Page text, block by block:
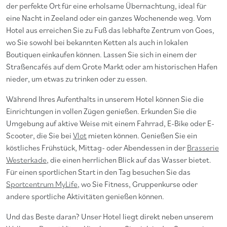
der perfekte Ort für eine erholsame Übernachtung, ideal für
eine Nacht in Zeeland oder ein ganzes Wochenende weg. Vom
Hotel aus erreichen Sie zu Fuß das lebhafte Zentrum von Goes,
wo Sie sowohl bei bekannten Ketten als auch in lokalen
Boutiquen einkaufen können. Lassen Sie sich in einem der
Straßencafés auf dem Grote Markt oder am historischen Hafen
nieder, um etwas zu trinken oder zu essen.
Während Ihres Aufenthalts in unserem Hotel können Sie die
Einrichtungen in vollen Zügen genießen. Erkunden Sie die
Umgebung auf aktive Weise mit einem Fahrrad, E-Bike oder E-
Scooter, die Sie bei Vlot mieten können. Genießen Sie ein
köstliches Frühstück, Mittag- oder Abendessen in der Brasserie
Westerkade, die einen herrlichen Blick auf das Wasser bietet.
Für einen sportlichen Start in den Tag besuchen Sie das
Sportcentrum MyLife, wo Sie Fitness, Gruppenkurse oder
andere sportliche Aktivitäten genießen können.
Und das Beste daran? Unser Hotel liegt direkt neben unserem